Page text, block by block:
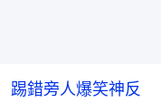
錯旁人爆笑神反